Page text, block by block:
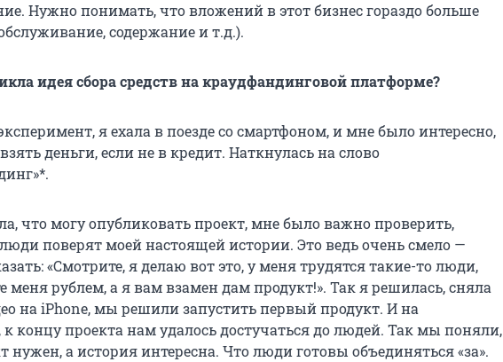
Нужно понимать, что вложений в этот бизнес гораздо больше
содержание и т.д.).
идея сбора средств на краудфандинговой платформе?
я ехала в поезде со смартфоном, и мне было интересно,
деньги, если не в кредит. Наткнулась на слово
что могу опубликовать проект, мне было важно проверить,
поверят моей настоящей истории. Это ведь очень смело —
«Смотрите, я делаю вот это, у меня трудятся такие-то люди,
меня рублем, а я вам взамен дам продукт!». Так я решилась, сняла
на iPhone, мы решили запустить первый продукт. И на
к концу проекта нам удалось достучаться до людей. Так мы поняли,
нужен, а история интересна. Что люди готовы объединяться «за».